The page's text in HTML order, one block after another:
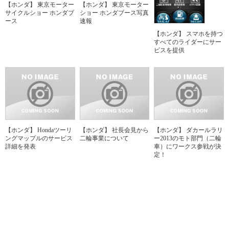
【ホンダ】 東京モーター
サイクルショー ホンダブ
ース
【ホンダ】 東京モーター
ショー ホンダブース写真
速報
【ホンダ】 スマホを持つ
すべてのライダーにサー
ビスを提供
【ホンダ】 Hondaツーリ
ングマップルのサービス
詳細を発表
【ホンダ】 社長会見から
二輪事業について
【ホンダ】 ダカールラリ
ー2013のモト部門（二輪
車）にワークス参戦が決
定！